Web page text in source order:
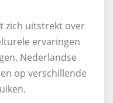
zich uitstrekt over
ervaringen
Nederlandse
op verschillende